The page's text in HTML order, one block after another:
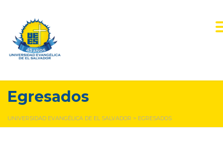
Egresados
UNIVERSIDAD EVANGÉLICA DE EL SALVADOR > EGRESADOS